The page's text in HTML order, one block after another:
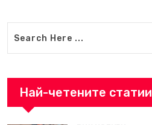
Най-четените статии